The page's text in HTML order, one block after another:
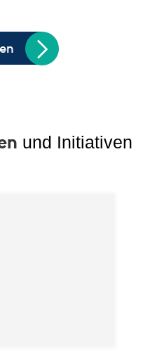
und Initiativen